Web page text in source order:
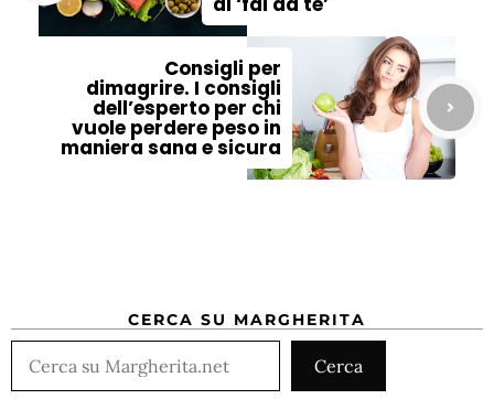
Consigli per
dimagrire. I consigli
dell’esperto per chi
vuole perdere peso in
maniera sana e sicura
CERCA SU MARGHERITA
Cerca